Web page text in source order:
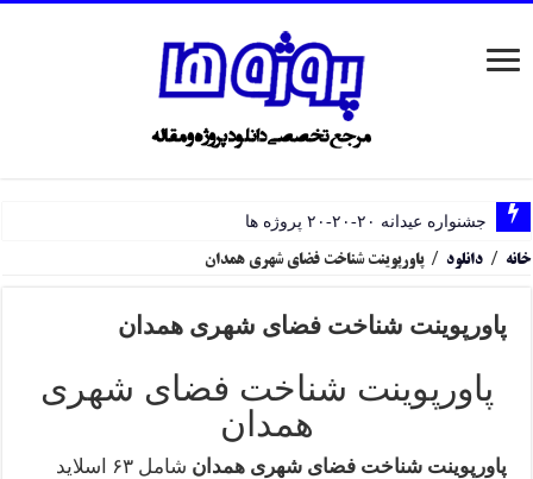
جشنواره عیدانه ۲۰-۲۰-۲۰ پروژه ها
خانه / دانلود / پاورپوینت شناخت فضای شهری همدان
پاورپوینت شناخت فضای شهری همدان
پاورپوینت شناخت فضای شهری
همدان
پاورپوینت شناخت فضای شهری همدان
شامل ۶۳ اسلاید